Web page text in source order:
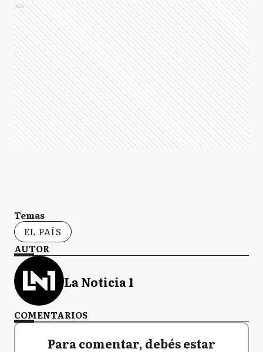
Ads
Temas
EL PAÍS
AUTOR
La Noticia 1
COMENTARIOS
Para comentar, debés estar